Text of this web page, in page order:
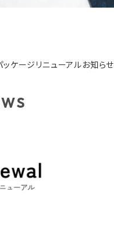
ケージリニューアルお知らせ